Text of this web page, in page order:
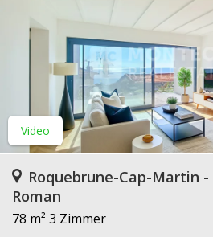
Video
Roquebrune-Cap-Martin
Roman
78 m² 3 Zimmer